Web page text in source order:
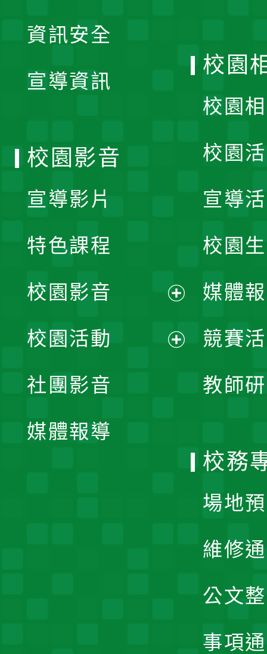
資訊安全
宣導資訊
校園
校園
校園
宣導
校園
媒體
競賽
教師
校園影音
宣導影片
特色課程
校園影音
開
校園活動
社團影音
媒體報導
校務
場地
維修
公文
事項